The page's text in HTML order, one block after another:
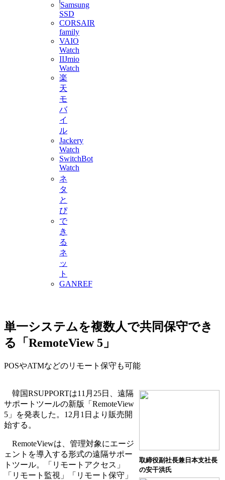
Samsung
SSD
CORSAIR
family
VAIO
Watch
IIJmio
Watch
楽
天
モ
バ
イ
ル
Jackery
Watch
SwitchBot
Watch
ネ
タ
と
ぴ
で
き
る
ネ
ッ
ト
GANREF
単一システムを複数人で共同保守でき
る「RemoteView 5」
POSやATMなどのリモート保守も可能
取締役副社長兼日本支社長
の安干洪氏
韓国RSUPPORTは11月25日、遠隔
サポートツールの新版「RemoteView
5」を発表した。12月1日より販売開
始する。
RemoteViewは、管理対象にエージ
ェントを導入する形式の遠隔サポー
トツール。「リモートアクセス」
「リモート監視」「リモート保守」